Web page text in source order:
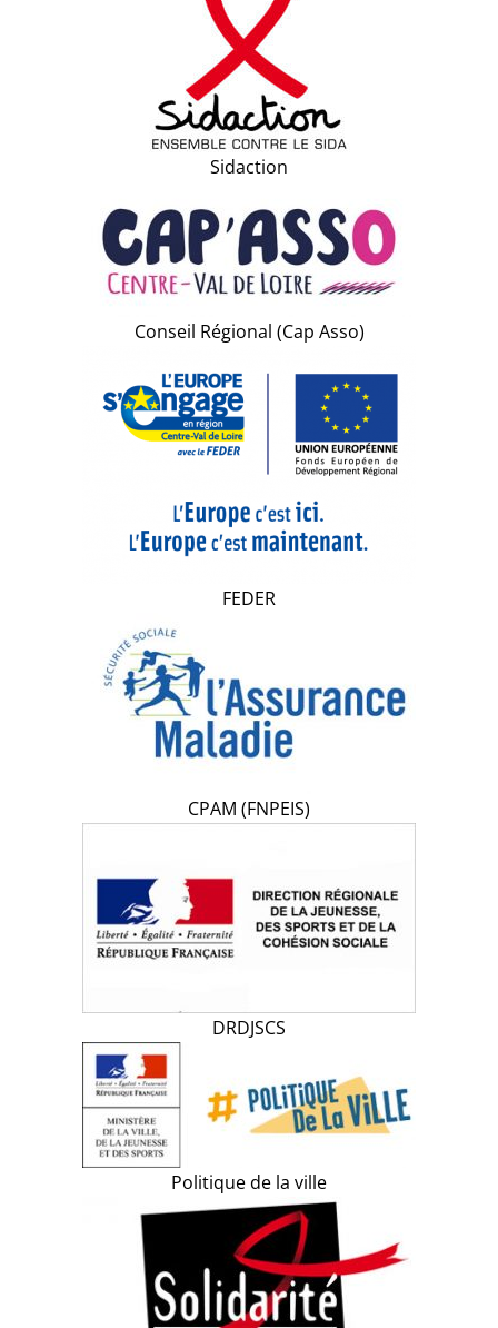
Sidaction
Conseil Régional (Cap Asso)
FEDER
CPAM (FNPEIS)
DRDJSCS
Politique de la ville